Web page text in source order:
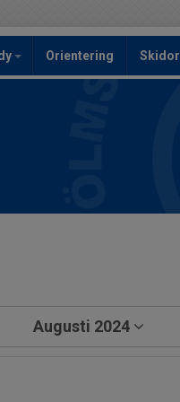
Orientering Skidor
Augusti 2024